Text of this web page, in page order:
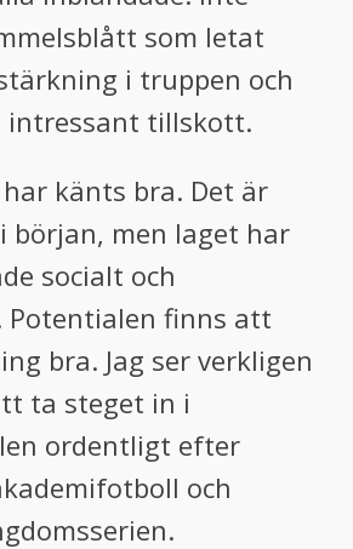
som letat
i truppen och
tillskott.
känts bra. Det är
början, men laget har
socialt och
Potentialen finns att
bra. Jag ser verkligen
ta steget in i
ordentligt efter
och